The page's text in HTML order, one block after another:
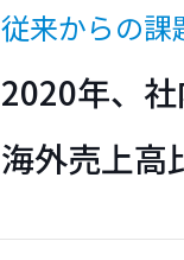
従来からの課
2020年、社
海外売上高